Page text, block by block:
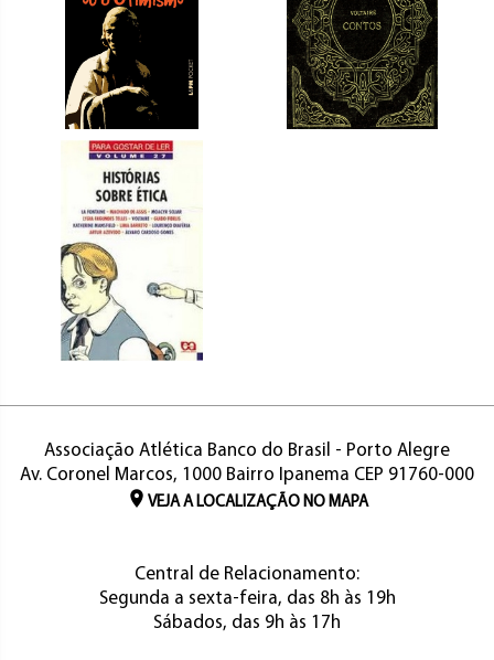
Associação Atlética Banco do Brasil - Porto Alegre
Av. Coronel Marcos, 1000 Bairro Ipanema CEP 91760-000
VEJA A LOCALIZAÇÃO NO MAPA
Central de Relacionamento:
Segunda a sexta-feira, das 8h às 19h
Sábados, das 9h às 17h